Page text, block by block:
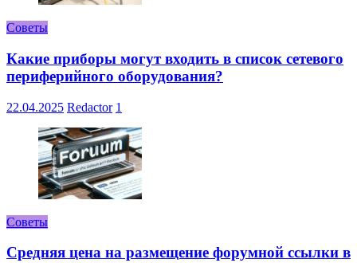
Советы
Какие приборы могут входить в список сетевого
периферийного оборудования?
22.04.2025 Redactor 1
Советы
Средняя цена на размещение форумной ссылки в